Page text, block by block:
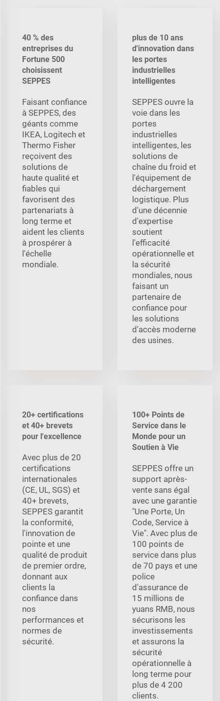
40 % des
entreprises du
Fortune 500
choisissent
SEPPES
Faisant confiance
à SEPPES, des
géants comme
IKEA, Logitech et
Thermo Fisher
reçoivent des
solutions de
haute qualité et
fiables qui
favorisent des
partenariats à
long terme et
aident les clients
à prospérer à
l'échelle
mondiale.
plus de 10 ans
d'innovation dans
les portes
industrielles
intelligentes
SEPPES ouvre la
voie dans les
portes
industrielles
intelligentes, les
solutions de
chaîne du froid et
l'équipement de
déchargement
logistique. Plus
d'une décennie
d'expertise
soutient
l'efficacité
opérationnelle et
la sécurité
mondiales, nous
faisant un
partenaire de
confiance pour
les solutions
d'accès moderne
des usines.
20+ certifications
et 40+ brevets
pour l'excellence
Avec plus de 20
certifications
internationales
(CE, UL, SGS) et
40+ brevets,
SEPPES garantit
la conformité,
l'innovation de
pointe et une
qualité de produit
de premier ordre,
donnant aux
clients la
confiance dans
nos
performances et
normes de
sécurité.
100+ Points de
Service dans le
Monde pour un
Soutien à Vie
SEPPES offre un
support après-
vente sans égal
avec une garantie
"Une Porte, Un
Code, Service à
Vie". Avec plus de
100 points de
service dans plus
de 70 pays et une
police
d'assurance de
15 millions de
yuans RMB, nous
sécurisons les
investissements
et assurons la
sécurité
opérationnelle à
long terme pour
plus de 4 200
clients.